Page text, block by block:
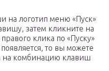
на логотип меню «Пуск»
затем кликните на
клика по «Пуску»
то вы можете
на комбинацию клавиш